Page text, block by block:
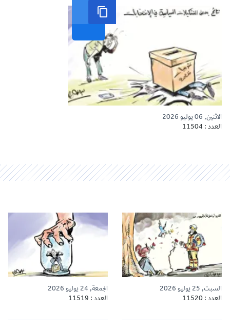
الاثنين, 06 يوليو 2026
العدد : 11504
السبت, 25 يوليو 2026
العدد : 11520
الجمعة, 24 يوليو 2026
العدد : 11519